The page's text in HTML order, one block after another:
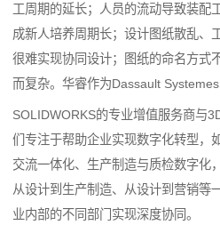
工周期的延长；人员的流动导致装配
成新人培养周期长；设计图纸散乱、
很难实现协同设计；图纸的命名方式
而复杂。华睿作为Dassault Systemes
SOLIDWORKS的专业增值服务商与
们专注于帮助企业实现数字化转型，
交流一体化、生产制造与质检数字化
从设计到生产制造、从设计到营销等
业内部的不同部门实现深度协同。